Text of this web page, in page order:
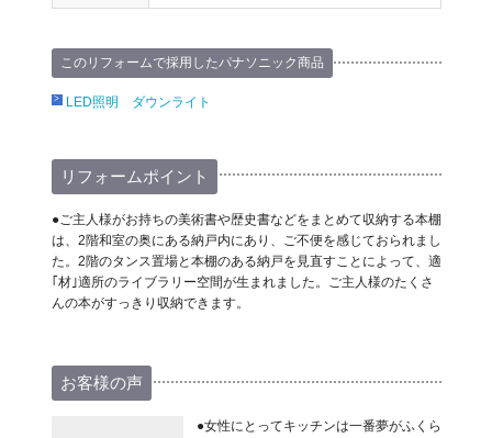
このリフォームで採用したパナソニック商品
LED照明 ダウンライト
リフォームポイント
●ご主人様がお持ちの美術書や歴史書などをまとめて収納する本棚
は、2階和室の奥にある納戸内にあり、ご不便を感じておられまし
た。2階のタンス置場と本棚のある納戸を見直すことによって、適
｢材｣適所のライブラリー空間が生まれました。ご主人様のたくさ
んの本がすっきり収納できます。
お客様の声
●女性にとってキッチンは一番夢がふくら